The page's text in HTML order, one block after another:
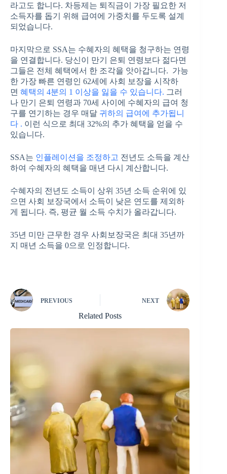
라고도 합니다. 차등제는 퇴직금이 가장 필요한 저
소득자를 돕기 위해 급여에 가중치를 두도록 설계
되었습니다.
마지막으로 SSA는 수혜자의 혜택을 청구하는 연령
을 연결합니다. 당신이 만기 은퇴 연령보다 젊다면
그들은 전체 혜택에서 한 조각을 앗아갑니다. 가능
한 가장 빠른 연령인 62세에 사회 보장을 시작하
면 혜택의 4분의 1 이상을 잃을 수 있습니다. 그러
나 만기 은퇴 연령과 70세 사이에 수혜자의 급여 청
구를 연기하는 경우 매달 귀하의 급여에 추가됩니
다 . 이런 식으로 최대 32%의 추가 혜택을 얻을 수
있습니다.
SSA는 인플레이션을 조정하고 전년도 소득을 계산
하여 수혜자의 혜택을 매년 다시 계산합니다.
수혜자의 전년도 소득이 상위 35년 소득 순위에 있
으면 사회 보장국에서 소득이 낮은 연도를 제외하
게 됩니다. 즉, 평균 월 소득 수치가 올라갑니다.
35년 미만 근무한 경우 사회보장국은 최대 35년까
지 매년 소득을 0으로 인정합니다.
PREVIOUS NEXT
Related Posts